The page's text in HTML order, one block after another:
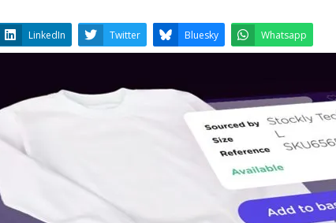
Facebook Twitter